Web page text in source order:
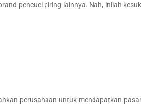
pencuci piring lainnya. Nah, inilah
perusahaan untuk mendapatkan